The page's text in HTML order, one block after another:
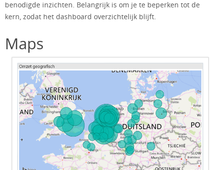
benodigde inzichten. Belangrijk is om je te beperken tot de
kern, zodat het dashboard overzichtelijk blijft.
Maps